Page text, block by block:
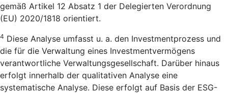
gemäß Artikel 12 Absatz 1 der Delegierten Verordnung
(EU) 2020/1818 orientiert.
4 Diese Analyse umfasst u. a. den Investmentprozess und
die für die Verwaltung eines Investmentvermögens
verantwortliche Verwaltungsgesellschaft. Darüber hinaus
erfolgt innerhalb der qualitativen Analyse eine
systematische Analyse. Diese erfolgt auf Basis der ESG-